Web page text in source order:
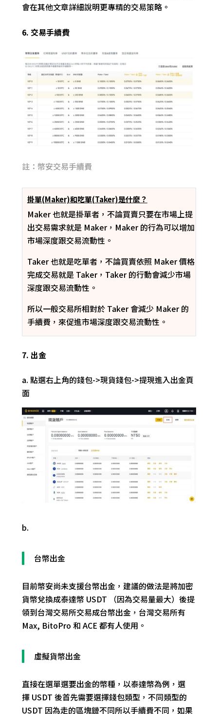
會在其他文章詳細說明更專精的交易策略。
6. 交易手續費
註：幣安交易手續費
掛單(Maker)和吃單(Taker)是什麼？
Maker 也就是掛單者，不論買賣只要在市場上提
出交易需求就是 Maker，Maker 的行為可以增加
市場深度跟交易流動性。
Taker 也就是吃單者，不論買賣依照 Maker 價格
完成交易就是 Taker，Taker 的行動會減少市場
深度跟交易流動性。
所以一般交易所相對於 Taker 會減少 Maker 的
手續費，來促進市場深度跟交易流動性。
7. 出金
a. 點選右上角的錢包->現貨錢包->提現進入出金頁
面
b.
台幣出金
目前幣安尚未支援台幣出金，建議的做法是將加密
貨幣兌換成泰達幣 USDT （因為交易量最大）後提
領到台灣交易所交易成台幣出金，台灣交易所有
Max, BitoPro 和 ACE 都有人使用。
虛擬貨幣出金
直接在選單選要出金的幣種，以泰達幣為例，選
擇 USDT 後首先需要選擇錢包類型，不同類型的
USDT 因為走的區塊鏈不同所以手續費不同，如果